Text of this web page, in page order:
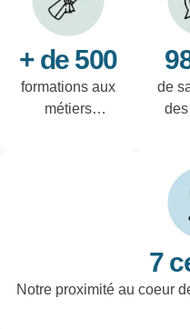
+ de 500
formations aux
métiers
de
7
Notre proximité au coeur